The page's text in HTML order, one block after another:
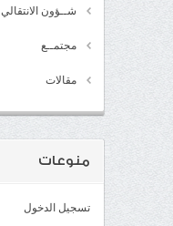
شــؤون الانتقالي
مجتمــع
مقالات
منوعات
تسجيل الدخول